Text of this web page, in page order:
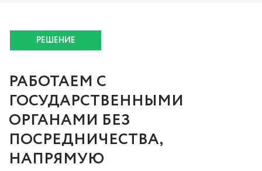
РЕШЕНИЕ
РАБОТАЕМ С
ГОСУДАРСТВЕННЫМИ
ОРГАНАМИ БЕЗ
ПОСРЕДНИЧЕСТВА,
НАПРЯМУЮ